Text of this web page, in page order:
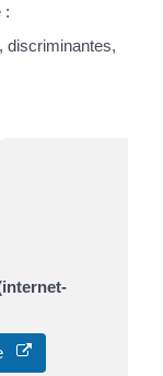
:
discriminantes,